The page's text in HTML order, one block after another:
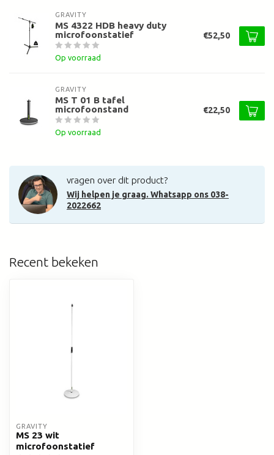
GRAVITY
MS 4322 HDB heavy duty
microfoonstatief
Op voorraad
€52,50
GRAVITY
MS T 01 B tafel
microfoonstand
Op voorraad
€22,50
vragen over dit product?
Wij helpen je graag. Whatsapp ons 038-
2022662
Recent bekeken
GRAVITY
MS 23 wit
microfoonstatief